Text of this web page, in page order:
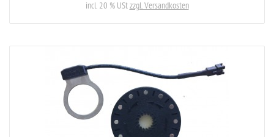
incl. 20 % UStzzgl. Versandkosten